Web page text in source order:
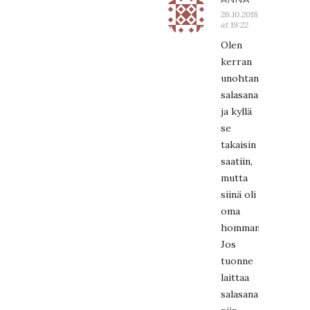
26.10.2018
at 19:22
Olen
kerran
unohtanut
salasanani
ja kyllä
se
takaisin
saatiin,
mutta
siinä oli
oma
hommansa.
Jos
tuonne
laittaa
salasanansa